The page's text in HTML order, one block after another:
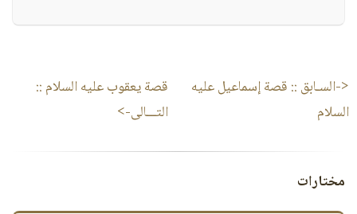
<-السـابق :: قصة إسماعيل عليه
السلام
قصة يعقوب عليه السلام ::
التـــالى->
مختارات